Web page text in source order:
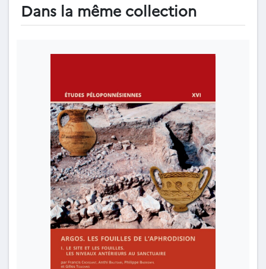
Dans la même collection